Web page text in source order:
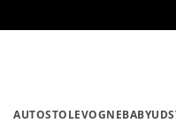
AUTOSTOLEVOGNE